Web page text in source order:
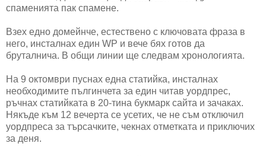
спаменията пак спамене.
Взех едно домейнче, естествено с ключовата фраза в
него, инсталнах един WP и вече бях готов да
бруталнича. В общи линии ще следвам хронологията.
На 9 октомври пуснах една статийка, инсталнах
необходимите пългинчета за един читав уордпрес,
ръчнах статийката в 20-тина букмарк сайта и зачаках.
Някъде към 12 вечерта се усетих, че не съм отключил
уордпреса за търсачките, чекнах отметката и приключих
за деня.